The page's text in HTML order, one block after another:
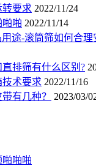
要求 2022/11/24
啪啪 2022/11/14
途-滚筒筛如何合
排筛有什么区别?
术要求 2022/11/16
有几种？
2023/03/
啪啪啪